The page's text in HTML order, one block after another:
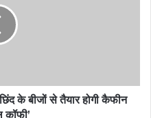
के बीजों से तैयार होगी कैफीन
कॉफी’